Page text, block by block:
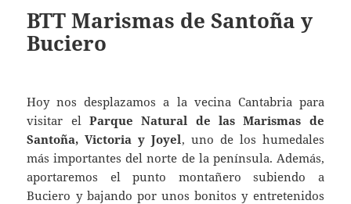
BTT Marismas de Santoña y
Buciero
Hoy nos desplazamos a la vecina Cantabria para
visitar elParque Natural de las Marismas de
Santoña, Victoria y Joyel, uno de los humedales
más importantes del norte de la península. Además,
aportaremos el punto montañero subiendo a
Buciero y bajando por unos bonitos y entretenidos